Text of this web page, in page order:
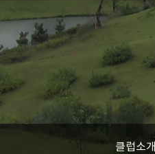
클럽소개